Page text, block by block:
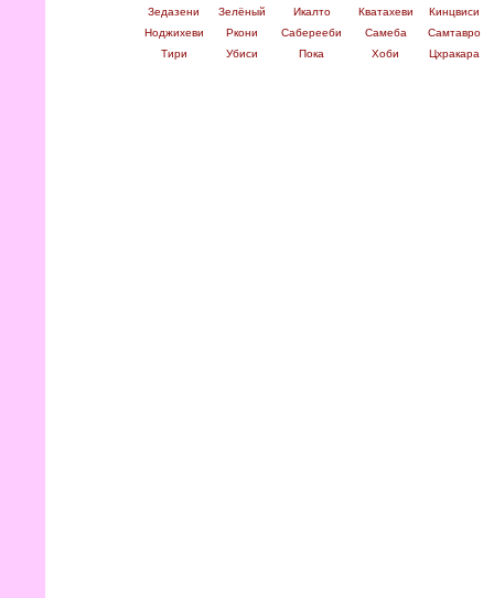
Зедазени
Зелёный Икалто Кватахеви
Кинцвиси
Ноджихеви
Ркони Саберееби Самеба
Самтавро
Тири
Убиси Пока Хоби Цхракара